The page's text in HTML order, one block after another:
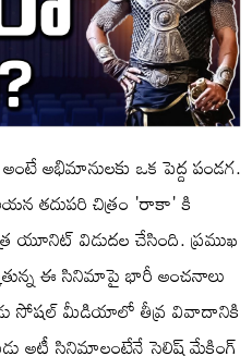
అంటే అభిమానులకు ఒక పెద్ద పండగ.
తదుపరి చిత్రం 'రాకా' కి
యూనిట్ విడుదల చేసింది. ప్రముఖ
ఈ సినిమాపై భారీ అంచనాలు
సోషల్ మీడియాలో తీవ్ర వివాదానికి
అట్లీ సినిమాలంటేనే స్టైలిష్ మేకింగ్